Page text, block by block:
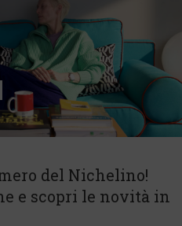
del Nichelino!
e scopri le novità in